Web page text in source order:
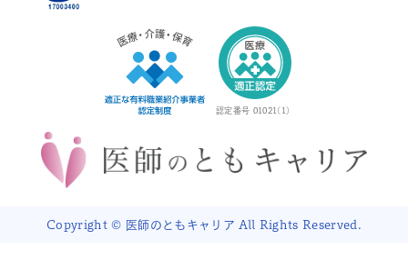
認定番号 01021(1)
Copyright © 医師のともキャリア All Rights Reserved.